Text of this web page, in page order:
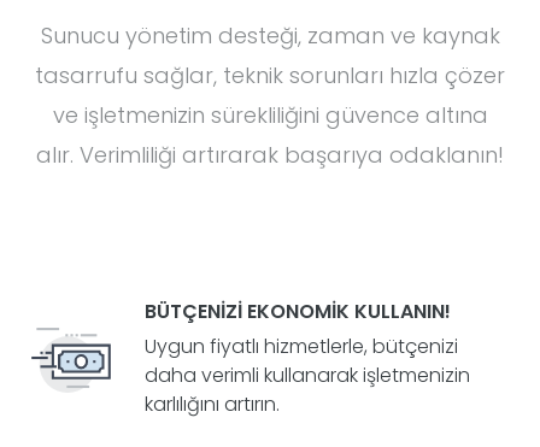
Sunucu yönetim desteği, zaman ve kaynak
tasarrufu sağlar, teknik sorunları hızla çözer
ve işletmenizin sürekliliğini güvence altına
alır. Verimliliği artırarak başarıya odaklanın!
BÜTÇENIZI EKONOMIK KULLANIN!
Uygun fiyatlı hizmetlerle, bütçenizi
daha verimli kullanarak işletmenizin
karlılığını artırın.